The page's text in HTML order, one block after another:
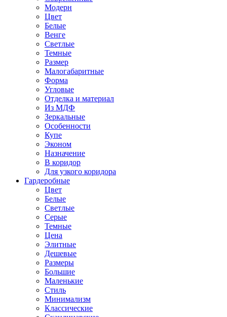
Модерн
Цвет
Белые
Венге
Светлые
Темные
Размер
Малогабаритные
Форма
Угловые
Отделка и материал
Из МДФ
Зеркальные
Особенности
Купе
Эконом
Назначение
В коридор
Для узкого коридора
Гардеробные
Цвет
Белые
Светлые
Серые
Темные
Цена
Элитные
Дешевые
Размеры
Большие
Маленькие
Стиль
Минимализм
Классические